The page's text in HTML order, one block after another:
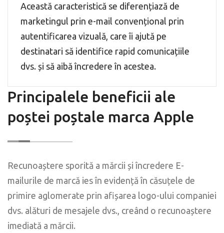
Această caracteristică se diferențiază de
marketingul prin e-mail convențional prin
autentificarea vizuală, care îi ajută pe
destinatari să identifice rapid comunicațiile
dvs. și să aibă încredere în acestea.
Principalele beneficii ale
poștei poștale marca Apple
Recunoaștere sporită a mărcii și încredere E-
mailurile de marcă ies în evidență în căsuțele de
primire aglomerate prin afișarea logo-ului companiei
dvs. alături de mesajele dvs., creând o recunoaștere
imediată a mărcii.